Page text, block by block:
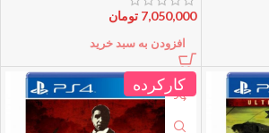
7,050,000 تومان
افزودن به سبد خرید
کارکرده